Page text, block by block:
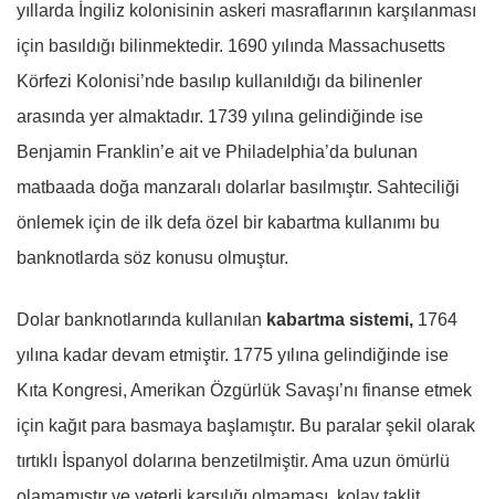
yıllarda İngiliz kolonisinin askeri masraflarının karşılanması
için basıldığı bilinmektedir. 1690 yılında Massachusetts
Körfezi Kolonisi’nde basılıp kullanıldığı da bilinenler
arasında yer almaktadır. 1739 yılına gelindiğinde ise
Benjamin Franklin’e ait ve Philadelphia’da bulunan
matbaada doğa manzaralı dolarlar basılmıştır. Sahteciliği
önlemek için de ilk defa özel bir kabartma kullanımı bu
banknotlarda söz konusu olmuştur.
Dolar banknotlarında kullanılan kabartma sistemi, 1764
yılına kadar devam etmiştir. 1775 yılına gelindiğinde ise
Kıta Kongresi, Amerikan Özgürlük Savaşı’nı finanse etmek
için kağıt para basmaya başlamıştır. Bu paralar şekil olarak
tırtıklı İspanyol dolarına benzetilmiştir. Ama uzun ömürlü